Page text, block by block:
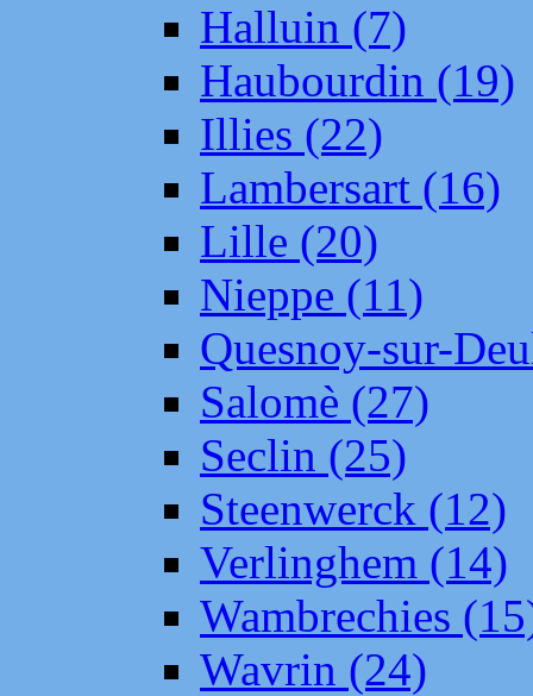
Halluin (7)
Haubourdin (19)
Illies (22)
Lambersart (16)
Lille (20)
Nieppe (11)
Quesnoy-sur-
Salomè (27)
Seclin (25)
Steenwerck (12)
Verlinghem (14)
Wambrechies
Wavrin (24)